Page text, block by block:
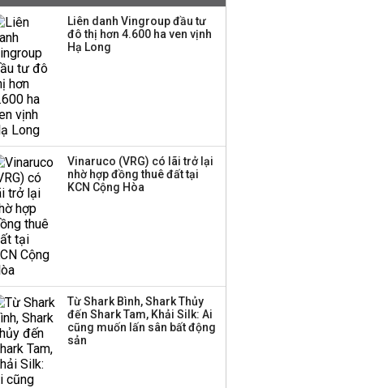
biển ở Phú Quốc
hàng
Dự án Sheraton Phú
Huấn Hoa Hồng bỗng
dưng ‘biến mất’, một
công ty khác đã giải thể
Liên danh Vingroup đầu tư
đô thị hơn 4.600 ha ven vịnh
Hạ Long
Vinaruco (VRG) có lãi trở lại
nhờ hợp đồng thuê đất tại
KCN Cộng Hòa
Từ Shark Bình, Shark Thủy
đến Shark Tam, Khải Silk: Ai
cũng muốn lấn sân bất động
sản